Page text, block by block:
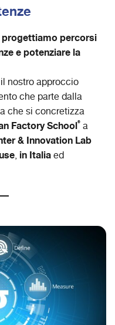
progettiamo percorsi
e potenziare la
nostro approccio
che parte dalla
che si concretizza
Factory School® a
& Innovation Lab
, in Italiaed